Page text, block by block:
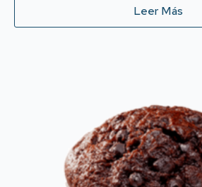
Leer Más